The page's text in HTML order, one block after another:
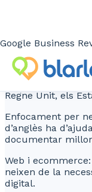
Google Business
comercial o
vendre millor,
partners
Enfocament per
Regne Unit, els
Enfocament per
d’anglès ha
documentar
Web i
neixen de la
digital.